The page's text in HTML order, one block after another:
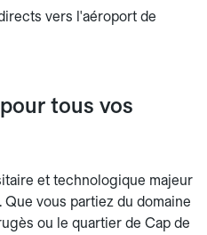
vers l'aéroport de
tous vos
et technologique majeur
vous partiez du domaine
ou le quartier de Cap de